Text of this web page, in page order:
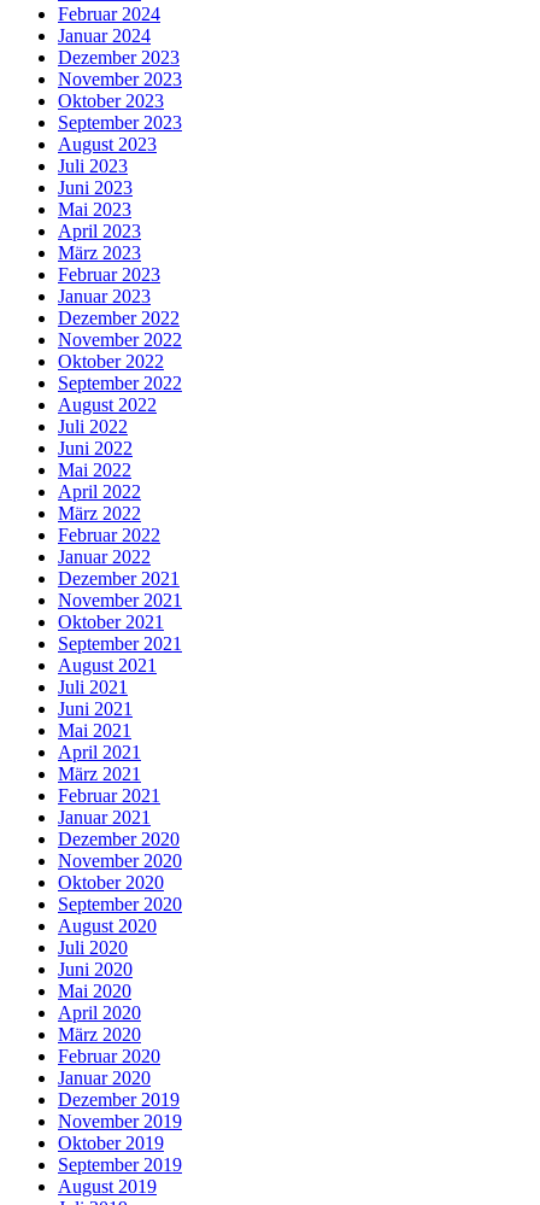
Februar 2024
Januar 2024
Dezember 2023
November 2023
Oktober 2023
September 2023
August 2023
Juli 2023
Juni 2023
Mai 2023
April 2023
März 2023
Februar 2023
Januar 2023
Dezember 2022
November 2022
Oktober 2022
September 2022
August 2022
Juli 2022
Juni 2022
Mai 2022
April 2022
März 2022
Februar 2022
Januar 2022
Dezember 2021
November 2021
Oktober 2021
September 2021
August 2021
Juli 2021
Juni 2021
Mai 2021
April 2021
März 2021
Februar 2021
Januar 2021
Dezember 2020
November 2020
Oktober 2020
September 2020
August 2020
Juli 2020
Juni 2020
Mai 2020
April 2020
März 2020
Februar 2020
Januar 2020
Dezember 2019
November 2019
Oktober 2019
September 2019
August 2019